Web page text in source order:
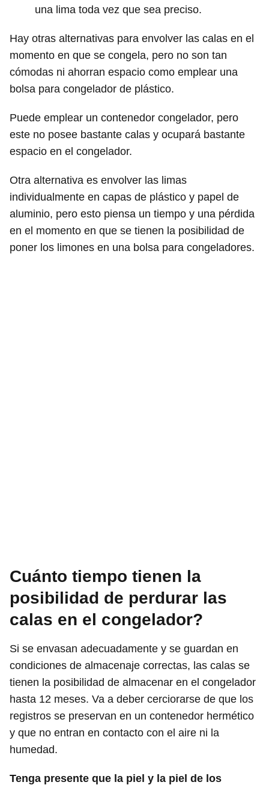
una lima toda vez que sea preciso.
Hay otras alternativas para envolver las calas en el
momento en que se congela, pero no son tan
cómodas ni ahorran espacio como emplear una
bolsa para congelador de plástico.
Puede emplear un contenedor congelador, pero
este no posee bastante calas y ocupará bastante
espacio en el congelador.
Otra alternativa es envolver las limas
individualmente en capas de plástico y papel de
aluminio, pero esto piensa un tiempo y una pérdida
en el momento en que se tienen la posibilidad de
poner los limones en una bolsa para congeladores.
Cuánto tiempo tienen la
posibilidad de perdurar las
calas en el congelador?
Si se envasan adecuadamente y se guardan en
condiciones de almacenaje correctas, las calas se
tienen la posibilidad de almacenar en el congelador
hasta 12 meses. Va a deber cerciorarse de que los
registros se preservan en un contenedor hermético
y que no entran en contacto con el aire ni la
humedad.
Tenga presente que la piel y la piel de los